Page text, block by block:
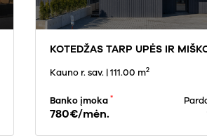
KOTEDŽAS TARP UPĖS IR
Kauno r. sav. | 111.00 m2
Banko įmoka *
780€/mėn.